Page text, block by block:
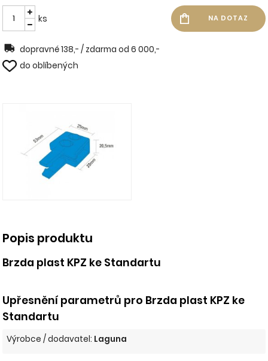
ks
dopravné 138,- / zdarma od 6 000,-
do oblíbených
Popis produktu
Brzda plast KPZ ke Standartu
Upřesnění parametrů pro Brzda plast KPZ ke
Standartu
Výrobce / dodavatel: Laguna